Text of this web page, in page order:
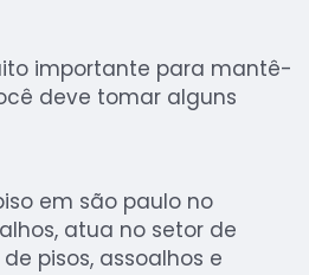
importante para mantê-
deve tomar alguns
em são paulo no
atua no setor de
pisos, assoalhos e